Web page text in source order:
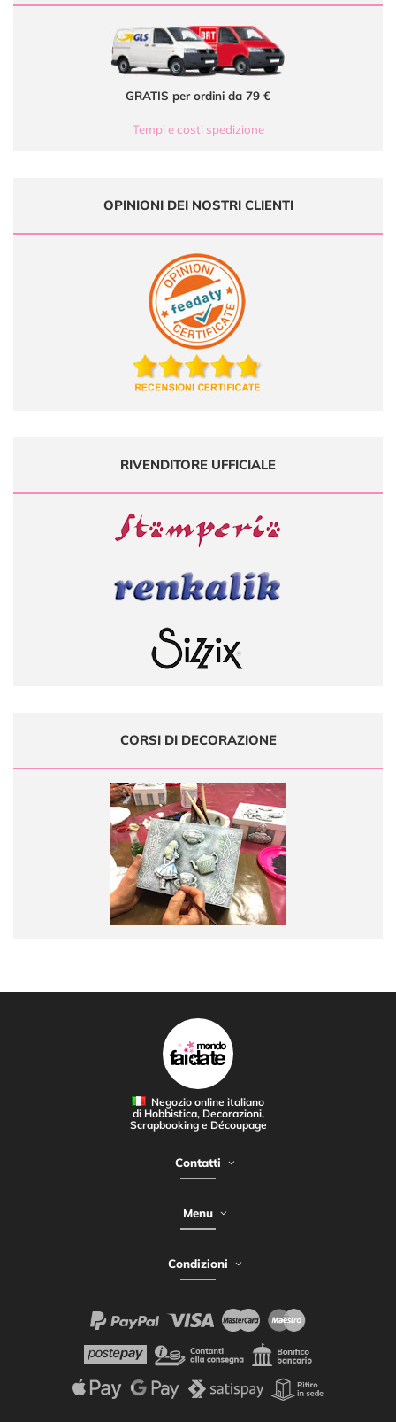
GRATIS per ordini da 79 €
Tempi e costi spedizione
OPINIONI DEI NOSTRI CLIENTI
RIVENDITORE UFFICIALE
CORSI DI DECORAZIONE
Negozio online italiano
di Hobbistica, Decorazioni,
Scrapbooking e Découpage
Contatti
Menu
Condizioni